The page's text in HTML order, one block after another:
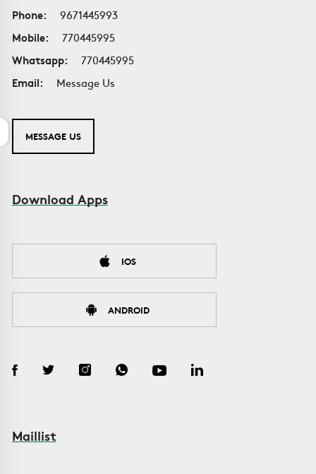
Phone:
9671445993
Mobile:
770445995
Whatsapp:
770445995
Email:
Message Us
MESSAGE US
Download Apps
IOS
ANDROID
Maillist